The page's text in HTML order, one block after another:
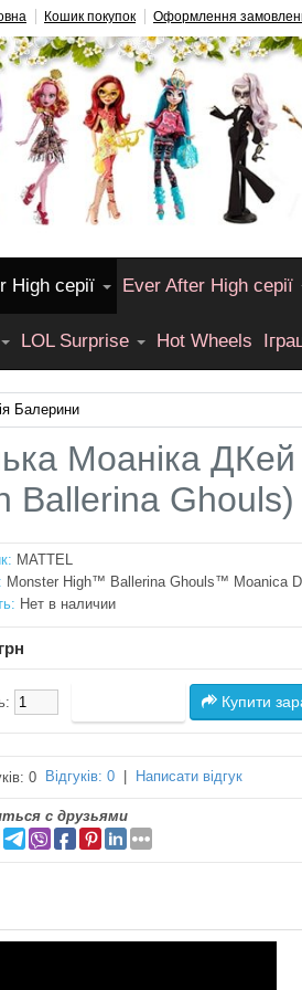
Кошик покупок Оформлення
High серії Ever After High серії
LOL Surprise Hot Wheels
Балерини
Моаніка
Ballerina Ghouls)
MATTEL
Monster High™ Ballerina Ghouls™ Moanica
Нет в наличии
Купити
Відгуків: 0 Написати відгук
с друзьями